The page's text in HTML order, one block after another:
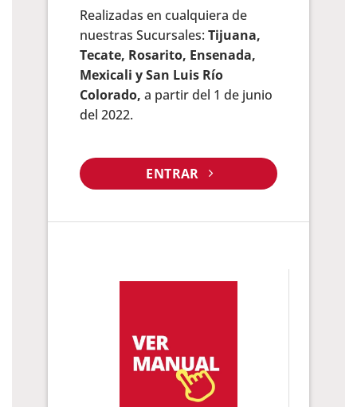
Realizadas en cualquiera de
nuestras Sucursales: Tijuana,
Tecate, Rosarito, Ensenada,
Mexicali y San Luis Río
Colorado, a partir del 1 de junio
del 2022.
ENTRAR